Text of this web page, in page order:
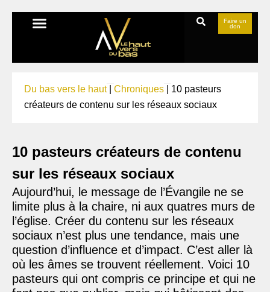
Faire un
don
Du bas vers le haut| Chroniques
10 pasteurs
créateurs de contenu sur les réseaux sociaux
10 pasteurs créateurs de contenu
sur les réseaux sociaux
Aujourd’hui, le message de l’Évangile ne se
limite plus à la chaire, ni aux quatres murs de
l’église. Créer du contenu sur les réseaux
sociaux n’est plus une tendance, mais une
question d’influence et d’impact. C’est aller là
où les âmes se trouvent réellement. Voici 10
pasteurs qui ont compris ce principe et qui ne